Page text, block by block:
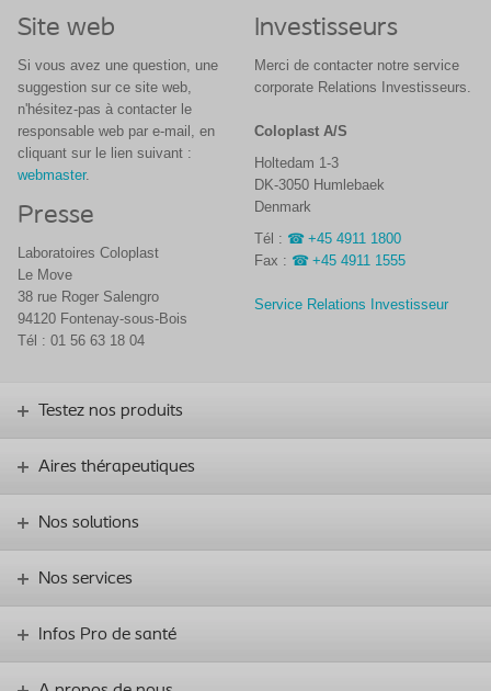
Site web
Si vous avez une question, une
suggestion sur ce site web,
n'hésitez-pas à contacter le
responsable web par e-mail, en
cliquant sur le lien suivant :
webmaster.
Presse
Laboratoires Coloplast
Le Move
38 rue Roger Salengro
94120 Fontenay-sous-Bois
Tél : 01 56 63 18 04
Investisseurs
Merci de contacter notre service
corporate Relations Investisseurs.
Coloplast A/S
Holtedam 1-3
DK-3050 Humlebaek
Denmark
Tél :
+45 4911 1800
Fax :
+45 4911 1555
Service Relations Investisseur
Testez nos produits
Aires thérapeutiques
Nos solutions
Nos services
Infos Pro de santé